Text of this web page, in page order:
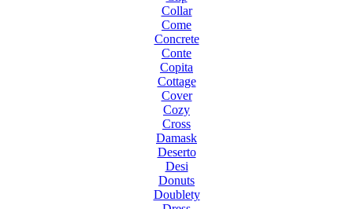
Collar
Come
Concrete
Conte
Copita
Cottage
Cover
Cozy
Cross
Damask
Deserto
Desi
Donuts
Doublety